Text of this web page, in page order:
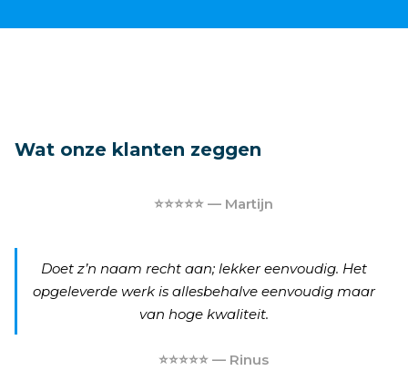
Wat onze klanten zeggen
⭐⭐⭐⭐⭐ — Martijn
Doet z’n naam recht aan; lekker eenvoudig. Het
opgeleverde werk is allesbehalve eenvoudig maar
van hoge kwaliteit.
⭐⭐⭐⭐⭐ — Rinus